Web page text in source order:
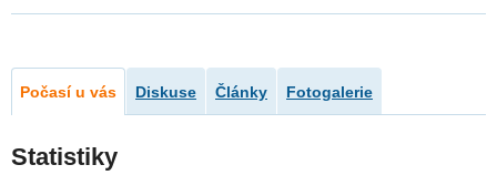
Počasí u vás Diskuse Články Fotogalerie
Statistiky